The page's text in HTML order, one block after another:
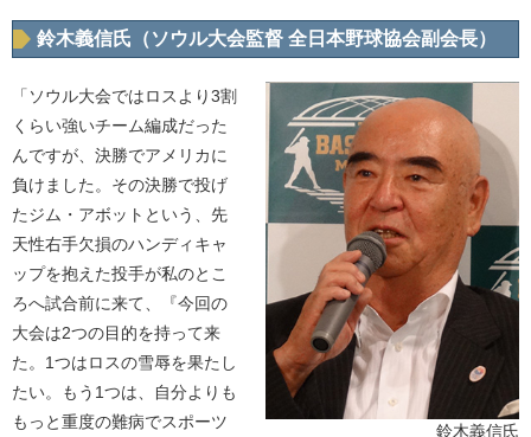
鈴木義信氏（ソウル大会監督 全日本野球協会副会長）
鈴木義信氏
「ソウル大会ではロスより3割
くらい強いチーム編成だった
んですが、決勝でアメリカに
負けました。その決勝で投げ
たジム・アボットという、先
天性右手欠損のハンディキャ
ップを抱えた投手が私のとこ
ろへ試合前に来て、『今回の
大会は2つの目的を持って来
た。1つはロスの雪辱を果たし
たい。もう1つは、自分よりも
もっと重度の難病でスポーツ